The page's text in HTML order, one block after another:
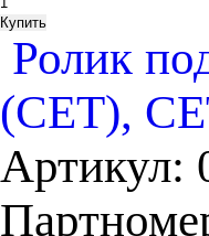
Ролик
(CET),
Артикул: